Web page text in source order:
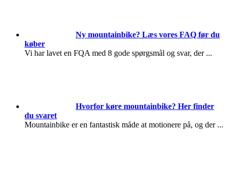
Ny mountainbike? Læs vores FAQ før du
køber
Vi har lavet en FQA med 8 gode spørgsmål og svar, der ...
Hvorfor køre mountainbike? Her finder
du svaret
Mountainbike er en fantastisk måde at motionere på, og der ...